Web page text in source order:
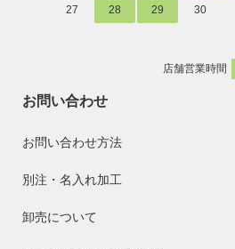
27 28 29 30
店舗営業時間
お問い合わせ
お問い合わせ方法
別注・名入れ加工
卸売について